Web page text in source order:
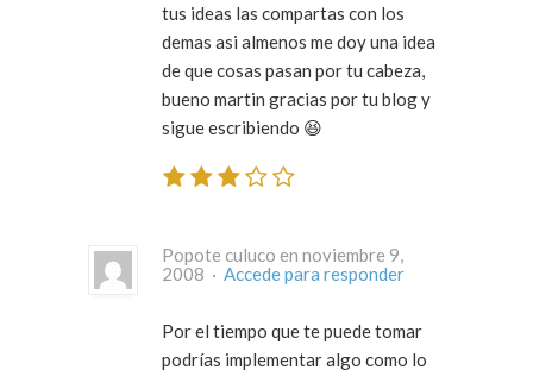
tus ideas las compartas con los
demas asi almenos me doy una idea
de que cosas pasan por tu cabeza,
bueno martin gracias por tu blog y
sigue escribiendo 😆
Popote culuco en noviembre 9,
2008 · Accede para responder
Por el tiempo que te puede tomar
podrías implementar algo como lo